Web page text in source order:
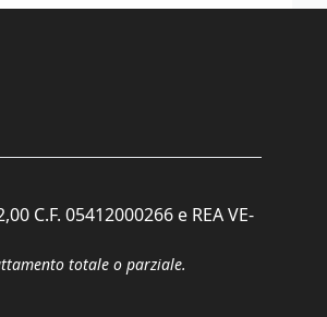
C.F. 05412000266 e REA VE-
totale o parziale.